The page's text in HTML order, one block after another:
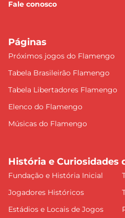
Fale conosco
Páginas
Próximos jogos do Flamengo
Tabela Brasileirão Flamengo
Tabela Libertadores Flamengo
Elenco do Flamengo
Músicas do Flamengo
História e Curiosidades
Fundação e História Inicial
Jogadores Históricos
Estádios e Locais de Jogos